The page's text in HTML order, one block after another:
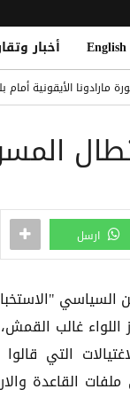
English أخبار
مارادونا الأيقونية
in Strait of Hormuz; Crew
انفجاران قرب ناقلة في
ارسل
اللواء غالب
التي قالوا
القاعدة